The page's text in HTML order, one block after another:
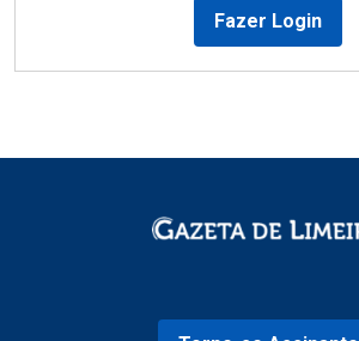
Fazer Login